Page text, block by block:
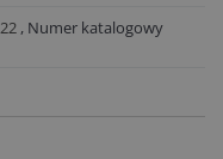
, Numer katalogowy